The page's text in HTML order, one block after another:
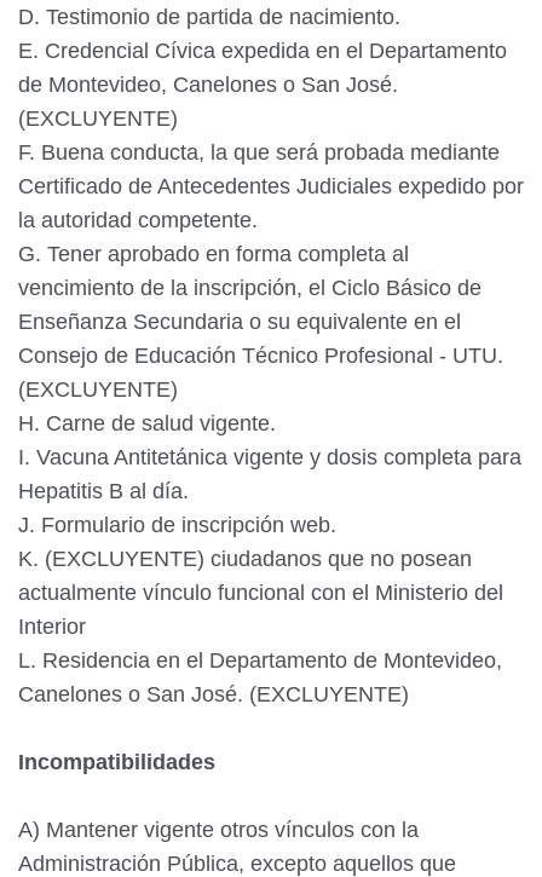
D. Testimonio de partida de nacimiento.
E. Credencial Cívica expedida en el Departamento
de Montevideo, Canelones o San José.
(EXCLUYENTE)
F. Buena conducta, la que será probada mediante
Certificado de Antecedentes Judiciales expedido por
la autoridad competente.
G. Tener aprobado en forma completa al
vencimiento de la inscripción, el Ciclo Básico de
Enseñanza Secundaria o su equivalente en el
Consejo de Educación Técnico Profesional - UTU.
(EXCLUYENTE)
H. Carne de salud vigente.
I. Vacuna Antitetánica vigente y dosis completa para
Hepatitis B al día.
J. Formulario de inscripción web.
K. (EXCLUYENTE) ciudadanos que no posean
actualmente vínculo funcional con el Ministerio del
Interior
L. Residencia en el Departamento de Montevideo,
Canelones o San José. (EXCLUYENTE)
Incompatibilidades
A) Mantener vigente otros vínculos con la
Administración Pública, excepto aquellos que